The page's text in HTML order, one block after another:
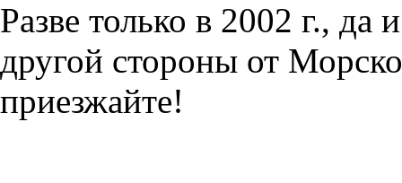
Разве только в 2002 г.,
другой стороны от
приезжайте!